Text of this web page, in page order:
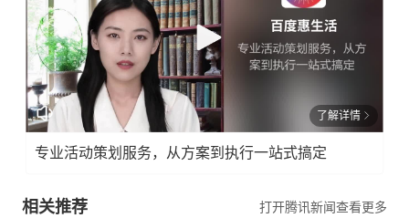
了解详情
专业活动策划服务，从方案到执行一站式搞定
相关推荐 打开腾讯新闻查看更多